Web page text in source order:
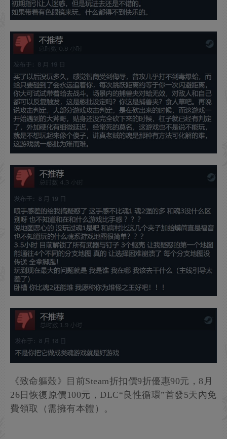
《致命軀殼》目前Steam折扣價9折優惠90元，8月
26日恢復原價100元，DLC“良性循環”首發5天內免
費領取（需擁有本體）。